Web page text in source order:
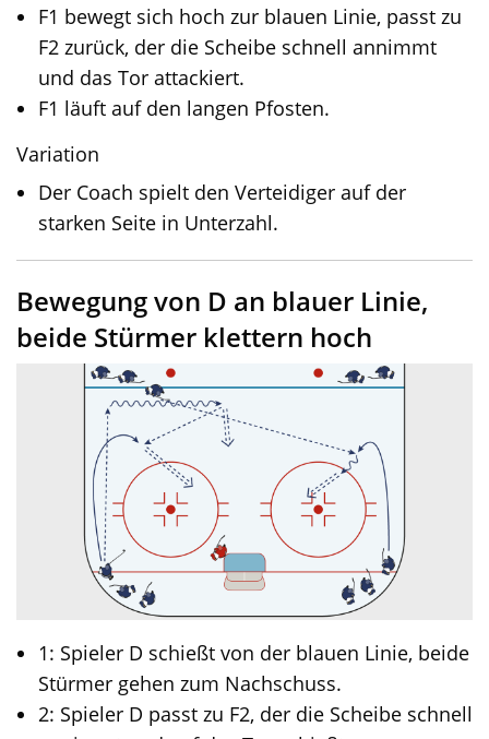
F1 bewegt sich hoch zur blauen Linie, passt zu
F2 zurück, der die Scheibe schnell annimmt
und das Tor attackiert.
F1 läuft auf den langen Pfosten.
Variation
Der Coach spielt den Verteidiger auf der
starken Seite in Unterzahl.
Bewegung von D an blauer Linie,
beide Stürmer klettern hoch
1: Spieler D schießt von der blauen Linie, beide
Stürmer gehen zum Nachschuss.
2: Spieler D passt zu F2, der die Scheibe schnell